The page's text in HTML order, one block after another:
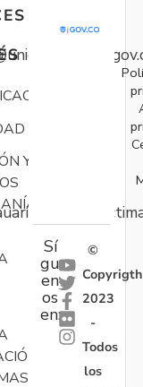
Y
Sí
gu
en
os
en:
©
Copyrigth
2023
-
Todos
los